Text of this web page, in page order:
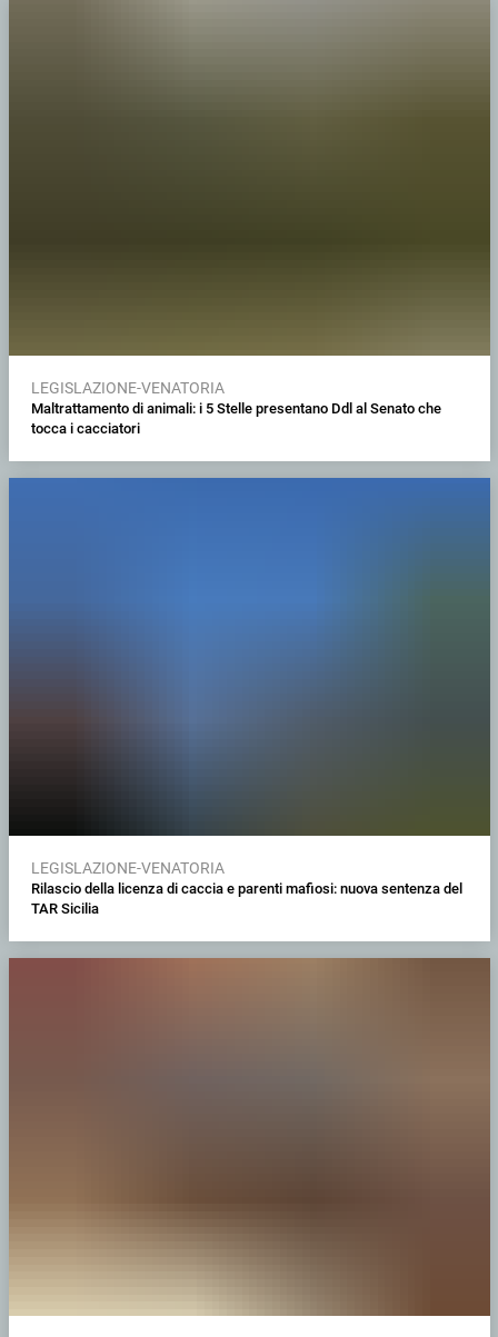
LEGISLAZIONE-VENATORIA
Maltrattamento di animali: i 5 Stelle presentano Ddl al Senato che
tocca i cacciatori
LEGISLAZIONE-VENATORIA
Rilascio della licenza di caccia e parenti mafiosi: nuova sentenza del
TAR Sicilia